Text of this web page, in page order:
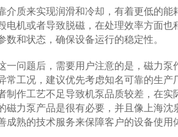
质来实现润滑和冷却，有着更低的能
电机或者导致脱磁，在处理效率方面
和状态，确保设备运行的稳定性。
问题后，需要用户注意的是，磁力泵
常工况，建议优先考虑知名可靠的生
制作工艺不足导致机泵品质较差，在
磁力泵产品是很有必要，并且像上海
熟的技术服务来保障客户的设备使用